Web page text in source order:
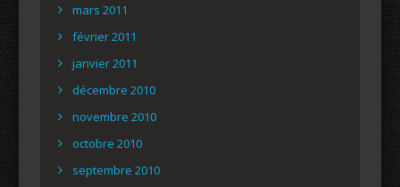
mars 2011
février 2011
janvier 2011
décembre 2010
novembre 2010
octobre 2010
septembre 2010